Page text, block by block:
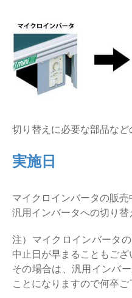
切り替えに必要な部品など
実施日
マイクロインバータの販
汎用インバータへの切り
注）マイクロインバータ
中止日が早まることもござ
その場合は、汎用インバ
ことになりますので何卒ご